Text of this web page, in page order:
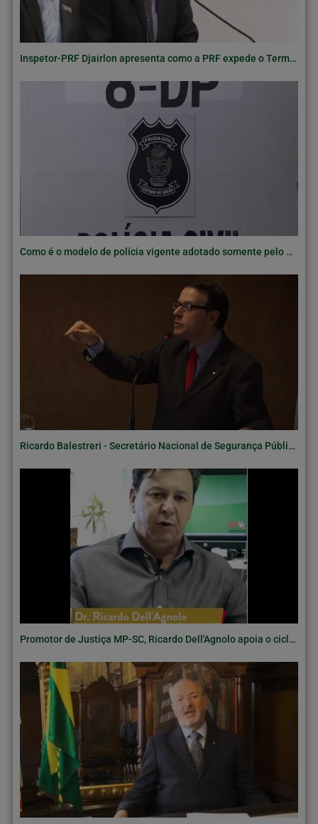
Inspetor-PRF Djairlon apresenta como a PRF expede o Termo Circunstanciado de Ocorrência
Como é o modelo de polícia vigente adotado somente pelo Brasil
Ricardo Balestreri - Secretário Nacional de Segurança Pública 2008-2010 apoia o Ciclo Completo
Promotor de Justiça MP-SC, Ricardo Dell'Agnolo apoia o ciclo completo